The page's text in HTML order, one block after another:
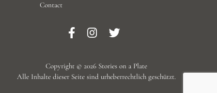
Contact
Copyright © 2026 Stories on a Plate
Alle Inhalte dieser Seite sind urheberrechtlich geschützt.